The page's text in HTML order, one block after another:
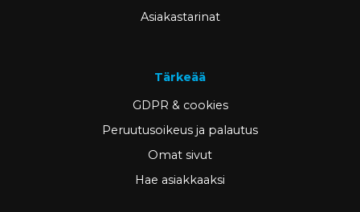
Asiakastarinat
Tärkeää
GDPR & cookies
Peruutusoikeus ja palautus
Omat sivut
Hae asiakkaaksi